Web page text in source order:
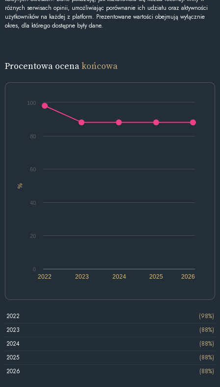
różnych serwisach opinii, umożliwiając porównanie ich udziału oraz aktywności
użytkowników na każdej z platform. Prezentowane wartości obejmują wyłącznie
okres, dla którego dostępne były dane.
Procentowa ocenakońcowa
%
2022 2024 2026
2023 2025
0
20
40
60
80
100
2022
(98%)
2023
(88%)
2024
(88%)
2025
(88%)
2026
(88%)